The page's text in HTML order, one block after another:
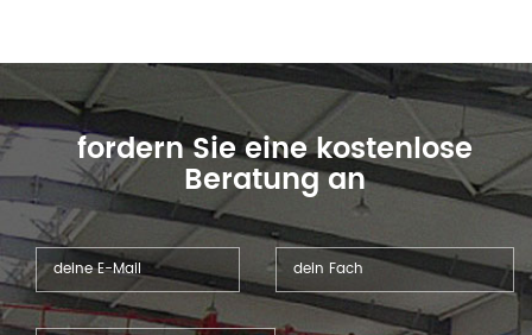
fordern Sie eine kostenlose
Beratung an